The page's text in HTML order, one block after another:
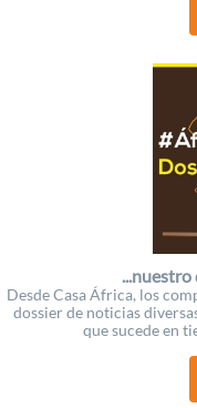
Desde Casa África, los
dossier de noticias
que sucede en